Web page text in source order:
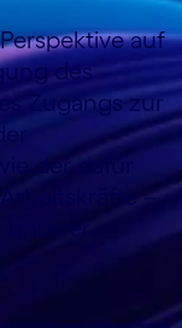
auf
des
Zugangs zur
der dafür
–